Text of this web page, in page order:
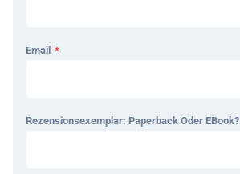
Email *
Rezensionsexemplar: Paperback Oder EBook?